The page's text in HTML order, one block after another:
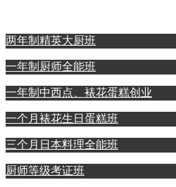
两年制精英大厨班
一年制厨师全能班
一年制中西点、裱花蛋糕创业
一个月裱花生日蛋糕班
三个月日本料理全能班
厨师等级考证班